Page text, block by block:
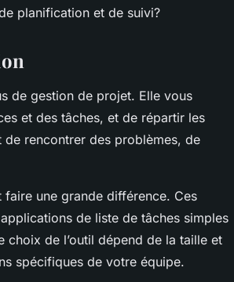
planification et de suivi?
de gestion de projet. Elle vous
et des tâches, et de répartir les
rencontrer des problèmes, de
une grande différence. Ces
de liste de tâches simples
de l’outil dépend de la taille et
spécifiques de votre équipe.